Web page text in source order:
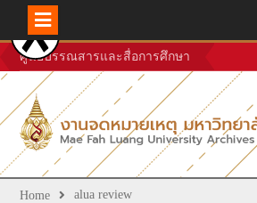
Skip
to
content
ศูนย์บรรณสารและสื่อการศึกษา
Home alua review